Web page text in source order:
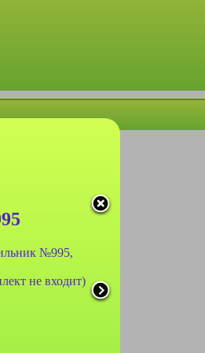
№995,
не входит)